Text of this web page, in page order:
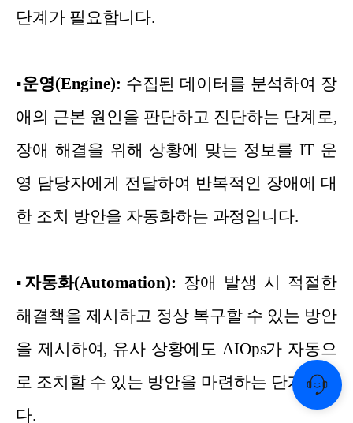
단계가 필요합니다.
▪운영(Engine): 수집된 데이터를 분석하여 장
애의 근본 원인을 판단하고 진단하는 단계로,
장애 해결을 위해 상황에 맞는 정보를 IT 운
영 담당자에게 전달하여 반복적인 장애에 대
한 조치 방안을 자동화하는 과정입니다.
▪ 자동화(Automation): 장애 발생 시 적절한
해결책을 제시하고 정상 복구할 수 있는 방안
을 제시하여, 유사 상황에도 AIOps가 자동으
로 조치할 수 있는 방안을 마련하는 단계입니
다.